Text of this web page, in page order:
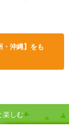
・沖縄】をも
楽しむ